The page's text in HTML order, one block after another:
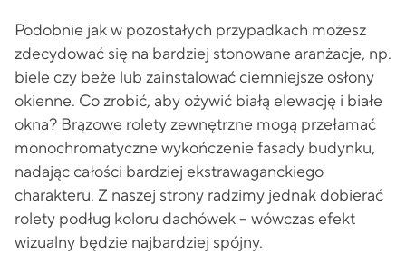
Podobnie jak w pozostałych przypadkach możesz
zdecydować się na bardziej stonowane aranżacje, np.
biele czy beże lub zainstalować ciemniejsze osłony
okienne. Co zrobić, aby ożywić białą elewację i białe
okna? Brązowe rolety zewnętrzne mogą przełamać
monochromatyczne wykończenie fasady budynku,
nadając całości bardziej ekstrawaganckiego
charakteru. Z naszej strony radzimy jednak dobierać
rolety podług koloru dachówek – wówczas efekt
wizualny będzie najbardziej spójny.